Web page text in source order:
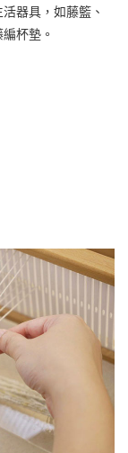
器具，如藤籃、
杯墊。